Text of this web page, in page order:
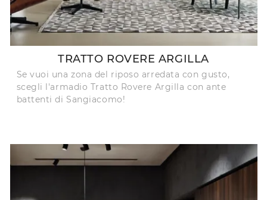
TRATTO ROVERE ARGILLA
Se vuoi una zona del riposo arredata con gusto,
scegli l'armadio Tratto Rovere Argilla con ante
battenti di Sangiacomo!